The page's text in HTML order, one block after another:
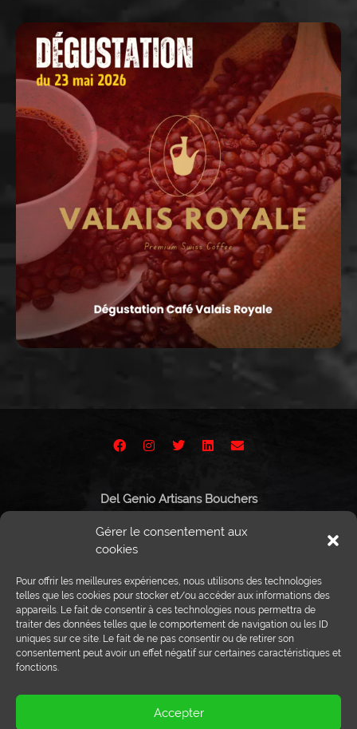
Gérer le consentement aux
cookies
Pour offrir les meilleures expériences, nous utilisons des technologies
telles que les cookies pour stocker et/ou accéder aux informations des
appareils. Le fait de consentir à ces technologies nous permettra de
traiter des données telles que le comportement de navigation ou les ID
uniques sur ce site. Le fait de ne pas consentir ou de retirer son
consentement peut avoir un effet négatif sur certaines caractéristiques et
fonctions.
Accepter
Del Genio Artisans Bouchers
1950 Sion
Tél : 027 203 32 02
Fax : 027 203 32 68
info@delgenio.ch